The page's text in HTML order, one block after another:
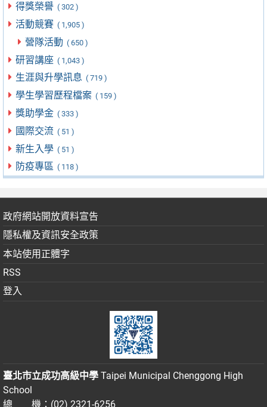
得獎榮譽 ( 302 )
活動競賽 ( 1,905 )
營隊活動 ( 650 )
研習講座 ( 1,043 )
生涯與升學訊息 ( 719 )
學生學習歷程檔案 ( 159 )
獎助學金 ( 333 )
國際交流 ( 51 )
新生入學 ( 51 )
防疫專區 ( 118 )
政府網站開放資料宣告
隱私權及資訊安全政策
本站使用正體字
RSS
登入
臺北市立成功高級中學 Taipei Municipal Chenggong High
School
總 機：(02) 2321-6256